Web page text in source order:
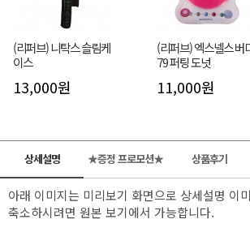
(리퍼브) 니탁스 슬림케
이스
13,000원
(리퍼브) 엑스넬스 버
79 퍼팅 도넛
11,000원
상세설명 ★증정 프로모션★ 상품후기
아래 이미지는 미리보기 화면으로 상세설명 이
축소하시려면 원본 보기에서 가능합니다.